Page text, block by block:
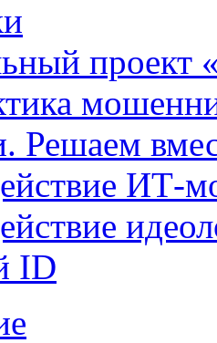
проект
Решаем
ИТ-
ID